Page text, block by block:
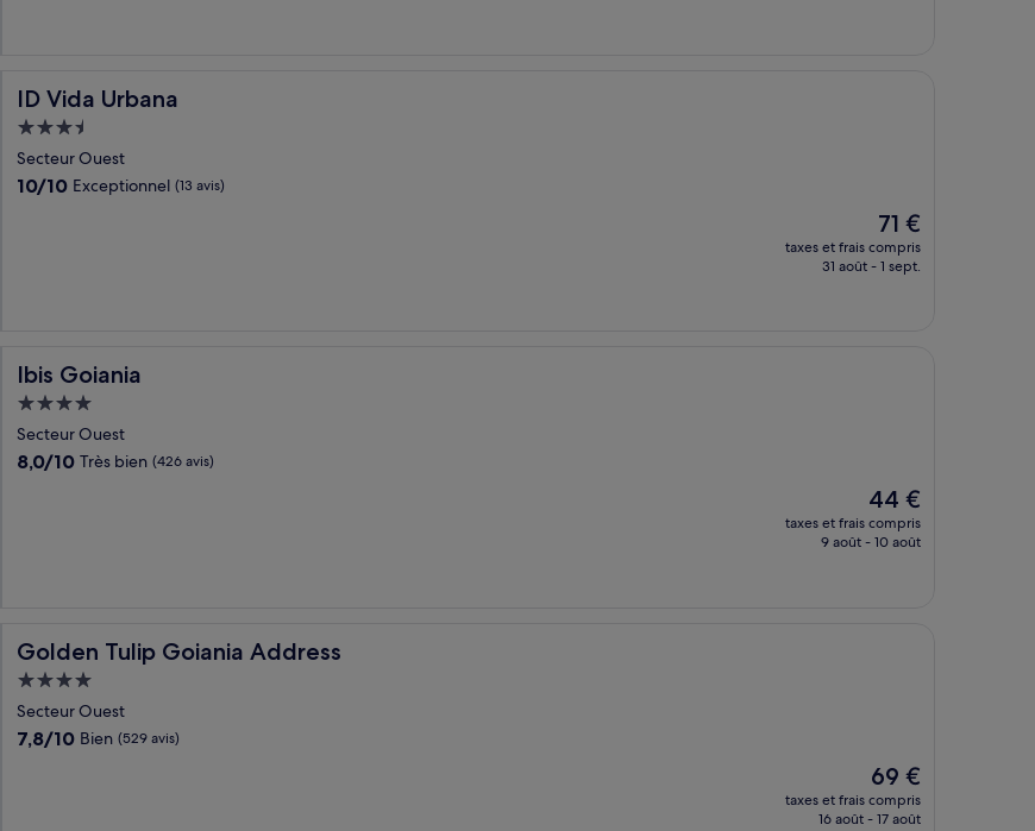
ID Vida Urbana
ID Vida Urbana
Hébergement
3.5 étoiles
Secteur Ouest
10.0
10/10 Exceptionnel (13 avis)
Le
nouveau
prix
71 €
taxes et frais compris
31 août - 1 sept.
Ibis Goiania
Ibis Goiania
Hébergement
4.0 étoiles
Secteur Ouest
8.0
8,0/10 Très bien (426 avis)
Le
nouveau
prix
44 €
taxes et frais compris
9 août - 10 août
Golden Tulip Goiania Address
Golden Tulip Goiania Address
Hébergement
4.0 étoiles
Secteur Ouest
7.8
7,8/10 Bien (529 avis)
Le
nouveau
prix
69 €
taxes et frais compris
16 août - 17 août